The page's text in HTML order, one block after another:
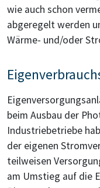
wie auch schon
abgeregelt werden
Wärme- und/oder
beim Ausbau der
Industriebetriebe
der eigenen
teilweisen
am Umstieg auf die